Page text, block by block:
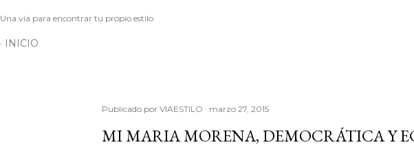
Una vía para encontrar tu propio estilo
INICIO
Publicado por VIAESTILO marzo 27, 2015
MI MARIA MORENA, DEMOCRÁTICA Y